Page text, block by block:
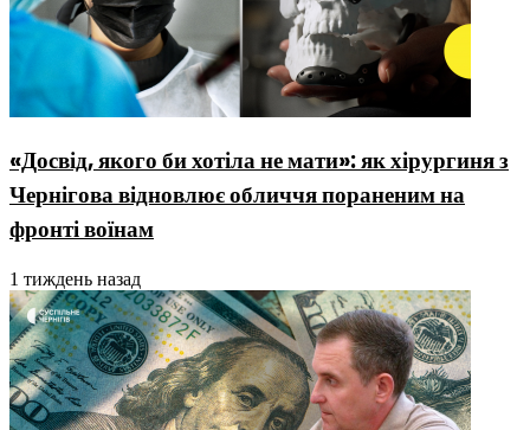
«Досвід, якого би хотіла не мати»: як хірургиня з
Чернігова відновлює обличчя пораненим на
фронті воїнам
1 тиждень назад